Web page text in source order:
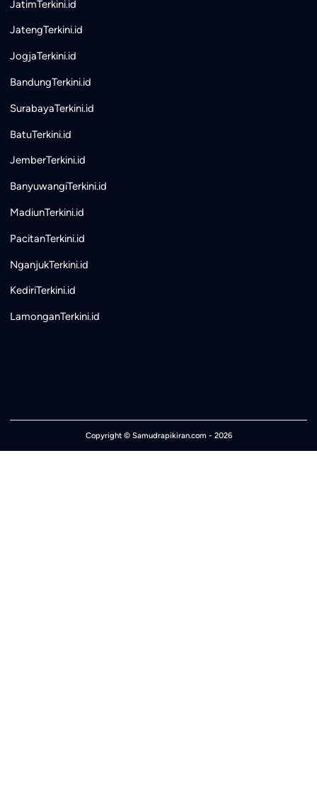
JatimTerkini.id
JatengTerkini.id
JogjaTerkini.id
BandungTerkini.id
SurabayaTerkini.id
BatuTerkini.id
JemberTerkini.id
BanyuwangiTerkini.id
MadiunTerkini.id
PacitanTerkini.id
NganjukTerkini.id
KediriTerkini.id
LamonganTerkini.id
Copyright © Samudrapikiran.com - 2026